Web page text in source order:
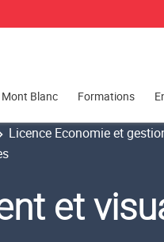
Mont Blanc Formations
Licence Economie et
et